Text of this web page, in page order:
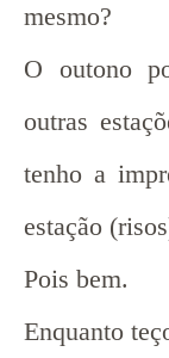
mesmo?
O outono
outras
tenho a
estação
Pois bem.
Enquanto